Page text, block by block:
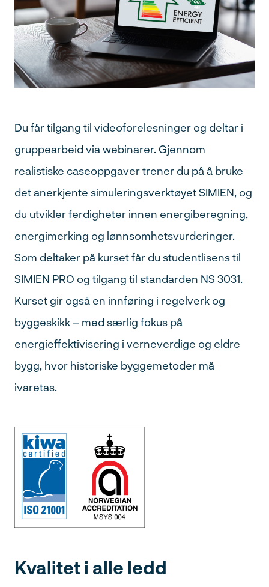
Søk
etter:
Du får tilgang til videoforelesninger og deltar i
gruppearbeid via webinarer. Gjennom
realistiske caseoppgaver trener du på å bruke
det anerkjente simuleringsverktøyet SIMIEN, og
du utvikler ferdigheter innen energiberegning,
energimerking og lønnsomhetsvurderinger.
Som deltaker på kurset får du studentlisens til
SIMIEN PRO og tilgang til standarden NS 3031.
Kurset gir også en innføring i regelverk og
byggeskikk – med særlig fokus på
energieffektivisering i verneverdige og eldre
bygg, hvor historiske byggemetoder må
ivaretas.
Kvalitet i alle ledd